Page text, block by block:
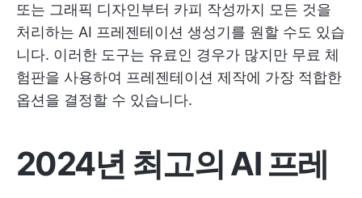
또는 그래픽 디자인부터 카피 작성까지 모든 것을
처리하는 AI 프레젠테이션 생성기를 원할 수도 있습
니다. 이러한 도구는 유료인 경우가 많지만 무료 체
험판을 사용하여 프레젠테이션 제작에 가장 적합한
옵션을 결정할 수 있습니다.
2024년 최고의 AI 프레